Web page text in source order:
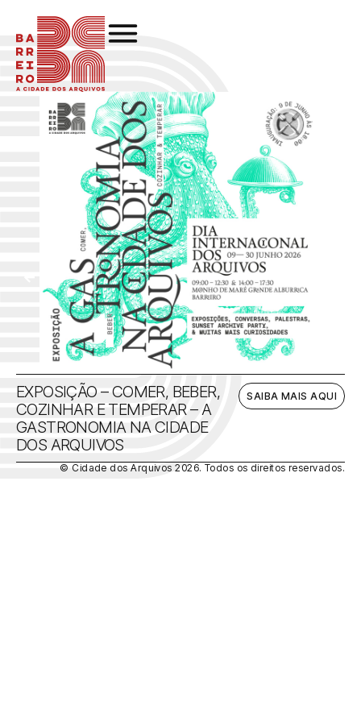
EXPOSIÇÃO – COMER, BEBER,
COZINHAR E TEMPERAR – A
GASTRONOMIA NA CIDADE
DOS ARQUIVOS
SAIBA MAIS AQUI
© Cidade dos Arquivos 2026. Todos os direitos reservados.